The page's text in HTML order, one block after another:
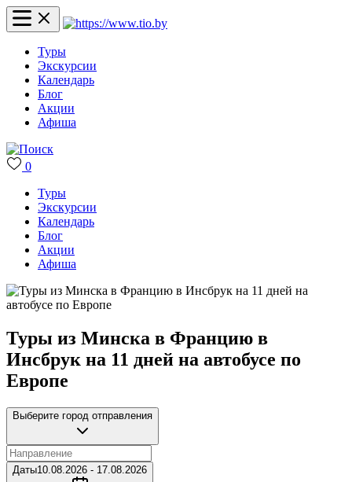
Туры
Экскурсии
Календарь
Блог
Акции
Афиша
0
Туры
Экскурсии
Календарь
Блог
Акции
Афиша
Туры из Минска в Францию в
Инсбрук на 11 дней на автобусе по
Европе
Выберите город отправления
Даты10.08.2026 - 17.08.2026